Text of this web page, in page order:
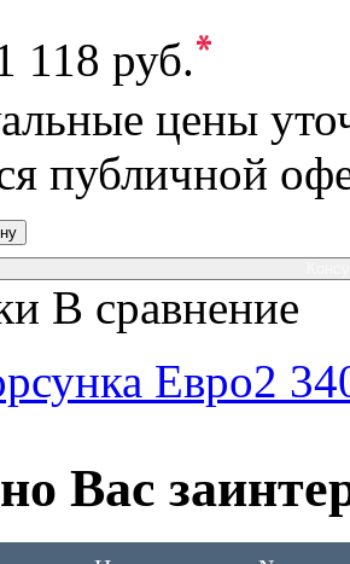
118 руб.*
цены
публичной
В сравнение
Евро2
Вас